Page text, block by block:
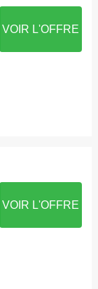
VOIR L'OFFRE
VOIR L'OFFRE